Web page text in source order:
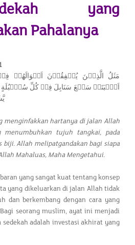
yang
Pahalanya
مَثَلُ الَّذِيۡنَ يُنۡفِقُوۡنَ اَمۡوَالَهُمۡ
اَنۡۢبَتَتۡ سَبۡعَ سَنَابِلَ فِىۡ كُلِّ سُنۡۢبُلَةٍ
menginfakkan hartanya di jalan Allah
tujuh tangkai, pada
biji. Allah melipatgandakan bagi siapa
Mahaluas, Maha Mengetahui.
yang sangat kuat tentang konsep
yang dikeluarkan di jalan Allah tidak
dan berkembang dengan cara yang
seorang muslim, ayat ini menjadi
adalah investasi akhirat yang